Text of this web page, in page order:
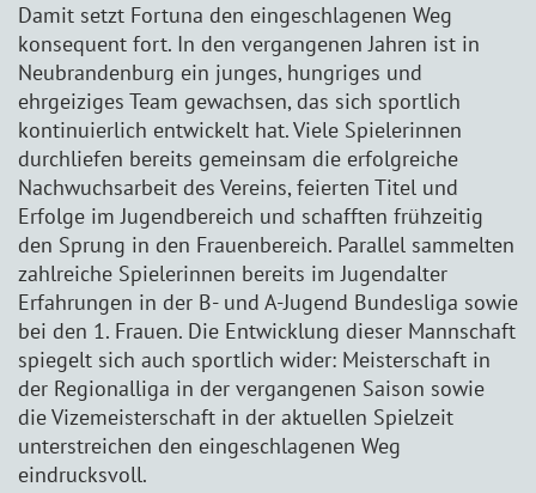
Damit setzt Fortuna den eingeschlagenen Weg
konsequent fort. In den vergangenen Jahren ist in
Neubrandenburg ein junges, hungriges und
ehrgeiziges Team gewachsen, das sich sportlich
kontinuierlich entwickelt hat. Viele Spielerinnen
durchliefen bereits gemeinsam die erfolgreiche
Nachwuchsarbeit des Vereins, feierten Titel und
Erfolge im Jugendbereich und schafften frühzeitig
den Sprung in den Frauenbereich. Parallel sammelten
zahlreiche Spielerinnen bereits im Jugendalter
Erfahrungen in der B- und A-Jugend Bundesliga sowie
bei den 1. Frauen. Die Entwicklung dieser Mannschaft
spiegelt sich auch sportlich wider: Meisterschaft in
der Regionalliga in der vergangenen Saison sowie
die Vizemeisterschaft in der aktuellen Spielzeit
unterstreichen den eingeschlagenen Weg
eindrucksvoll.